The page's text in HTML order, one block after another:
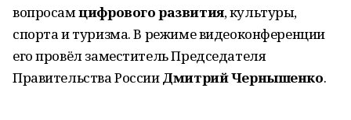
вопросамцифрового развития, культуры,
спорта и туризма. В режиме видеоконференции
его провёл заместитель Председателя
Правительства РоссииДмитрий Чернышенко.